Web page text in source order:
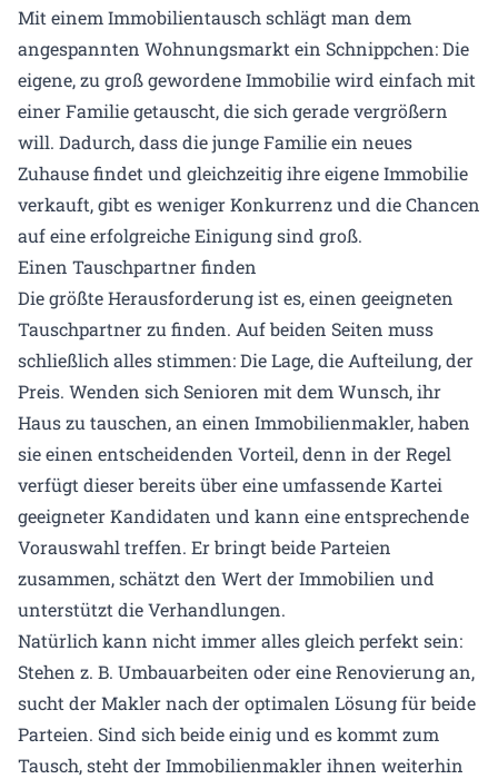
Mit einem Immobilientausch schlägt man dem
angespannten Wohnungsmarkt ein Schnippchen: Die
eigene, zu groß gewordene Immobilie wird einfach mit
einer Familie getauscht, die sich gerade vergrößern
will. Dadurch, dass die junge Familie ein neues
Zuhause findet und gleichzeitig ihre eigene Immobilie
verkauft, gibt es weniger Konkurrenz und die Chancen
auf eine erfolgreiche Einigung sind groß.
Einen Tauschpartner finden
Die größte Herausforderung ist es, einen geeigneten
Tauschpartner zu finden. Auf beiden Seiten muss
schließlich alles stimmen: Die Lage, die Aufteilung, der
Preis. Wenden sich Senioren mit dem Wunsch, ihr
Haus zu tauschen, an einen Immobilienmakler, haben
sie einen entscheidenden Vorteil, denn in der Regel
verfügt dieser bereits über eine umfassende Kartei
geeigneter Kandidaten und kann eine entsprechende
Vorauswahl treffen. Er bringt beide Parteien
zusammen, schätzt den Wert der Immobilien und
unterstützt die Verhandlungen.
Natürlich kann nicht immer alles gleich perfekt sein:
Stehen z. B. Umbauarbeiten oder eine Renovierung an,
sucht der Makler nach der optimalen Lösung für beide
Parteien. Sind sich beide einig und es kommt zum
Tausch, steht der Immobilienmakler ihnen weiterhin